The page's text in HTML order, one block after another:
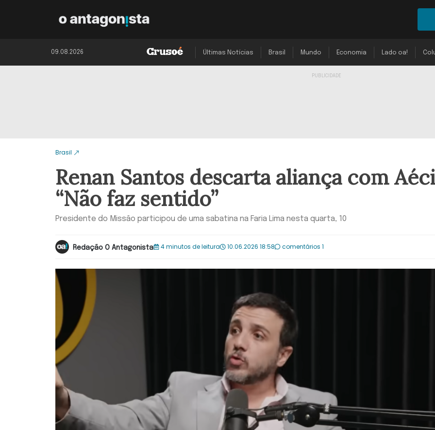
09.08.2026 Últimas Notícias Brasil Mundo Economia Lado oa!
Brasil
Renan Santos descarta aliança com
“Não faz sentido”
Presidente do Missão participou de uma sabatina na Faria Lima nesta quarta, 10
Redação O Antagonista 4 minutos de leitura 10.06.2026 18:58 comentários 1